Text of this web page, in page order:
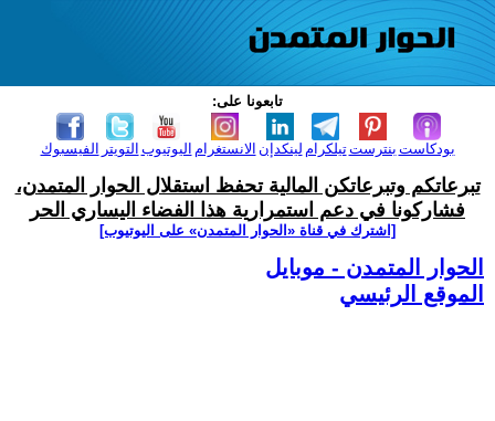
تابعونا على:
الفيسبوك التويتر اليوتيوب الانستغرام لينكدإن تيلكرامبنترست بودكاست
تبرعاتكم وتبرعاتكن المالية تحفظ استقلال الحوار المتمدن،
فشاركونا في دعم استمرارية هذا الفضاء اليساري الحر
[اشترك في قناة ‫«الحوار المتمدن» على اليوتيوب]
الحوار المتمدن - موبايل
الموقع الرئيسي